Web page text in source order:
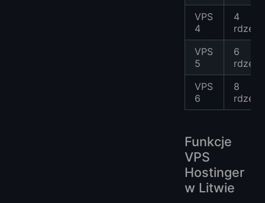
VPS
4
4
VPS
5
6
rdzeni
VPS
6
8
rdzeni
Funkcje
VPS
Hostinger
w Litwie